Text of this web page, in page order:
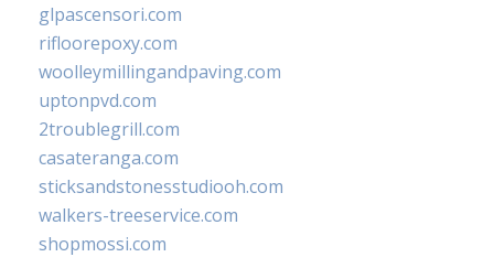
glpascensori.com
rifloorepoxy.com
woolleymillingandpaving.com
uptonpvd.com
2troublegrill.com
casateranga.com
sticksandstonesstudiooh.com
walkers-treeservice.com
shopmossi.com